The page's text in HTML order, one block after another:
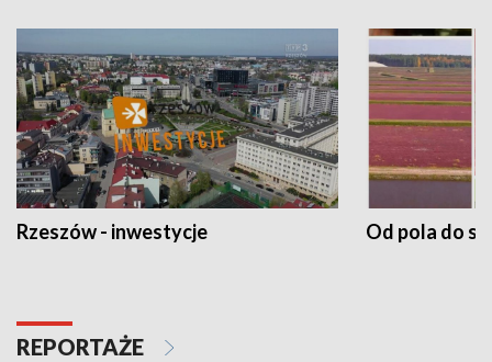
Rzeszów - inwestycje Od pola do
REPORTAŻE